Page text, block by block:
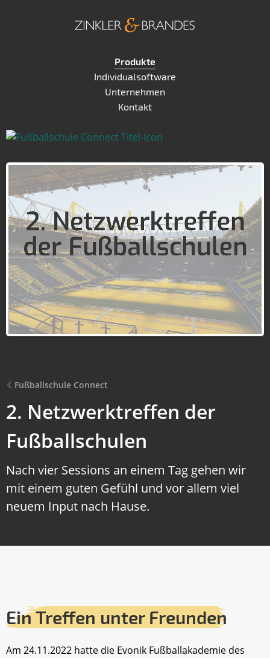
Produkte
Individualsoftware
Unternehmen
Kontakt
Fußballschule Connect
2. Netzwerktreffen der
Fußballschulen
Nach vier Sessions an einem Tag gehen wir
mit einem guten Gefühl und vor allem viel
neuem Input nach Hause.
Ein Treffen unter Freunden
Am 24.11.2022 hatte die Evonik Fußballakademie des